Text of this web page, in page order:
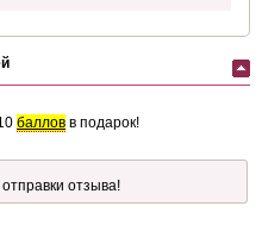
баллов в подарок!
отзыва!